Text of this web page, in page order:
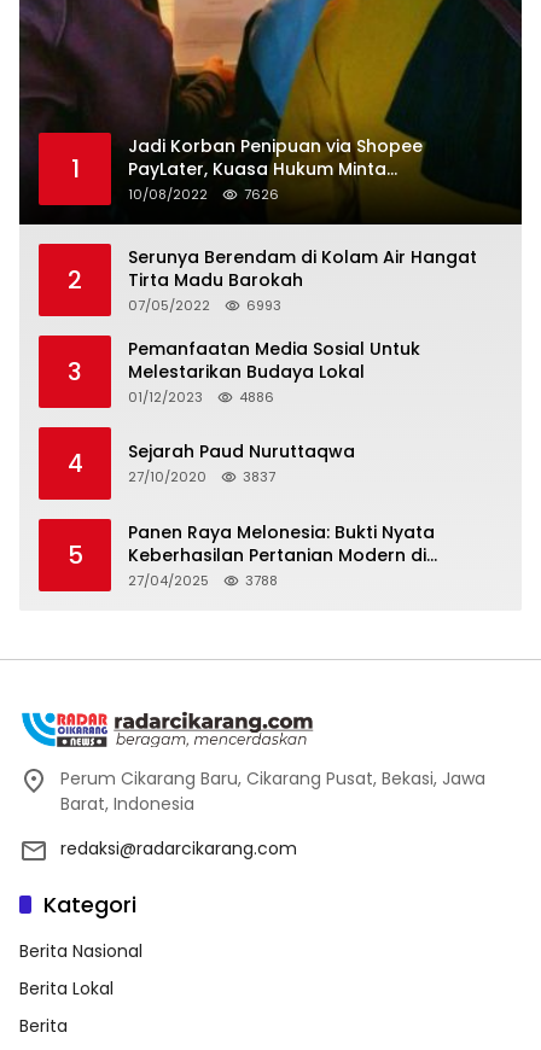
1
Jadi Korban Penipuan via Shopee
PayLater, Kuasa Hukum Minta
Penangguhan Tagihan dan Hapus Bunga
10/08/2022 7626
2
Serunya Berendam di Kolam Air Hangat
Tirta Madu Barokah
07/05/2022 6993
3
Pemanfaatan Media Sosial Untuk
Melestarikan Budaya Lokal
01/12/2023 4886
4 Sejarah Paud Nuruttaqwa
27/10/2020 3837
5
Panen Raya Melonesia: Bukti Nyata
Keberhasilan Pertanian Modern di
Kabupaten Bekasi
27/04/2025 3788
Perum Cikarang Baru, Cikarang Pusat, Bekasi, Jawa
Barat, Indonesia
redaksi@radarcikarang.com
Kategori
Berita Nasional
Berita Lokal
Berita